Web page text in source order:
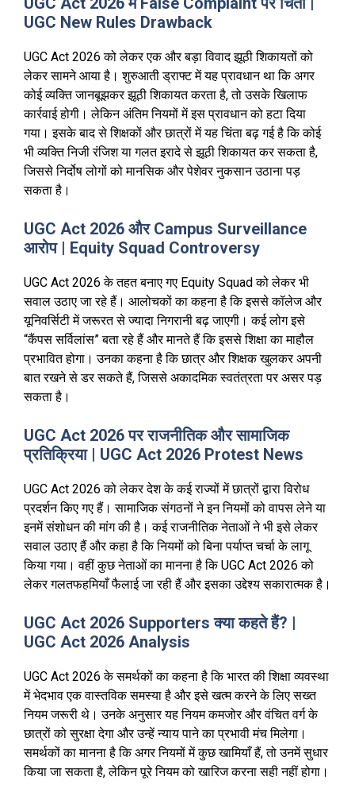
UGC New Rules Drawback
UGC Act 2026 को लेकर एक और बड़ा विवाद झूठी शिकायतों को
लेकर सामने आया है। शुरुआती ड्राफ्ट में यह प्रावधान था कि अगर
कोई व्यक्ति जानबूझकर झूठी शिकायत करता है, तो उसके खिलाफ
कार्रवाई होगी। लेकिन अंतिम नियमों में इस प्रावधान को हटा दिया
गया। इसके बाद से शिक्षकों और छात्रों में यह चिंता बढ़ गई है कि कोई
भी व्यक्ति निजी रंजिश या गलत इरादे से झूठी शिकायत कर सकता है,
जिससे निर्दोष लोगों को मानसिक और पेशेवर नुकसान उठाना पड़
सकता है।
UGC Act 2026 और Campus Surveillance
आरोप | Equity Squad Controversy
UGC Act 2026 के तहत बनाए गए Equity Squad को लेकर भी
सवाल उठाए जा रहे हैं। आलोचकों का कहना है कि इससे कॉलेज और
यूनिवर्सिटी में जरूरत से ज्यादा निगरानी बढ़ जाएगी। कई लोग इसे
“कैंपस सर्विलांस” बता रहे हैं और मानते हैं कि इससे शिक्षा का माहौल
प्रभावित होगा। उनका कहना है कि छात्र और शिक्षक खुलकर अपनी
बात रखने से डर सकते हैं, जिससे अकादमिक स्वतंत्रता पर असर पड़
सकता है।
UGC Act 2026 पर राजनीतिक और सामाजिक
प्रतिक्रिया | UGC Act 2026 Protest News
UGC Act 2026 को लेकर देश के कई राज्यों में छात्रों द्वारा विरोध
प्रदर्शन किए गए हैं। सामाजिक संगठनों ने इन नियमों को वापस लेने या
इनमें संशोधन की मांग की है। कई राजनीतिक नेताओं ने भी इसे लेकर
सवाल उठाए हैं और कहा है कि नियमों को बिना पर्याप्त चर्चा के लागू
किया गया। वहीं कुछ नेताओं का मानना है कि UGC Act 2026 को
लेकर गलतफहमियाँ फैलाई जा रही हैं और इसका उद्देश्य सकारात्मक है।
UGC Act 2026 Supporters क्या कहते हैं? |
UGC Act 2026 Analysis
UGC Act 2026 के समर्थकों का कहना है कि भारत की शिक्षा व्यवस्था
में भेदभाव एक वास्तविक समस्या है और इसे खत्म करने के लिए सख्त
नियम जरूरी थे। उनके अनुसार यह नियम कमजोर और वंचित वर्ग के
छात्रों को सुरक्षा देगा और उन्हें न्याय पाने का प्रभावी मंच मिलेगा।
समर्थकों का मानना है कि अगर नियमों में कुछ खामियाँ हैं, तो उनमें सुधार
किया जा सकता है, लेकिन पूरे नियम को खारिज करना सही नहीं होगा।